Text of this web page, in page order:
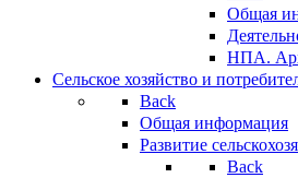
Общая
НПА.
Сельское хозяйство и
Back
Общая информация
Развитие
Back